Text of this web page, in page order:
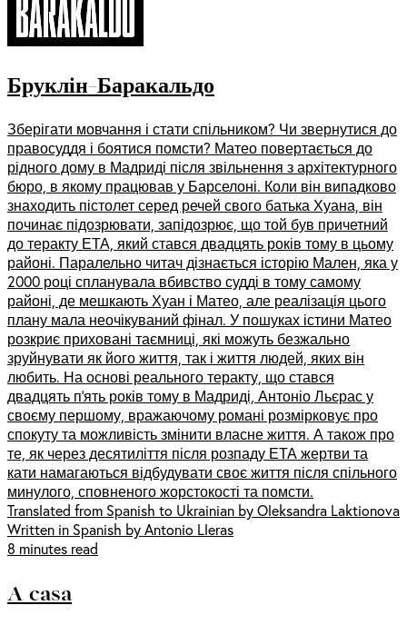
Бруклін-Баракальдо
Зберігати мовчання і стати спільником? Чи звернутися до
правосуддя і боятися помсти? Матео повертається до
рідного дому в Мадриді після звільнення з архітектурного
бюро, в якому працював у Барселоні. Коли він випадково
знаходить пістолет серед речей свого батька Хуана, він
починає підозрювати, запідозрює, що той був причетний
до теракту ЕТА, який стався двадцять років тому в цьому
районі. Паралельно читач дізнається історію Мален, яка у
2000 році спланувала вбивство судді в тому самому
районі, де мешкають Хуан і Матео, але реалізація цього
плану мала неочікуваний фінал. У пошуках істини Матео
розкриє приховані таємниці, які можуть безжально
зруйнувати як його життя, так і життя людей, яких він
любить. На основі реального теракту, що стався
двадцять п’ять років тому в Мадриді, Антоніо Льєрас у
своєму першому, вражаючому романі розмірковує про
спокуту та можливість змінити власне життя. А також про
те, як через десятиліття після розпаду ЕТА жертви та
кати намагаються відбудувати своє життя після спільного
минулого, сповненого жорстокості та помсти.
Translated from Spanish to Ukrainian by Oleksandra Laktionova
Written in Spanish by Antonio Lleras
8 minutes read
A casa